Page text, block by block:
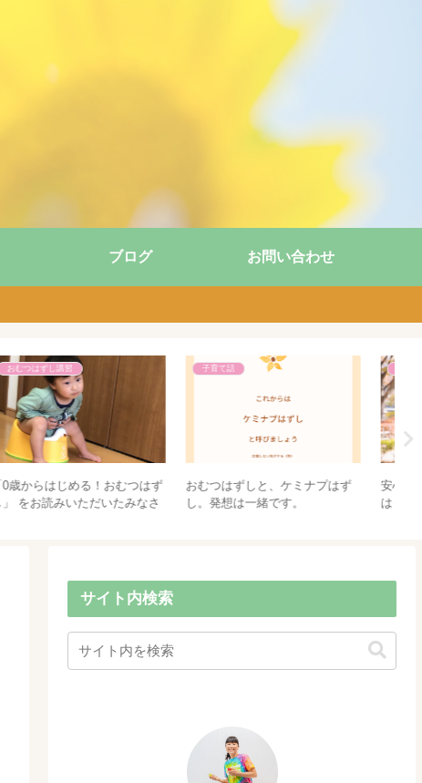
ブログ お問い合わせ
子育て話
山暮らしで5キロ減ったお話し＠
山村留学番外編
子育て話
おすすめ！タマネギドレッシン
グ♡ 簡単！みたらしだんご♡
サイト内検索